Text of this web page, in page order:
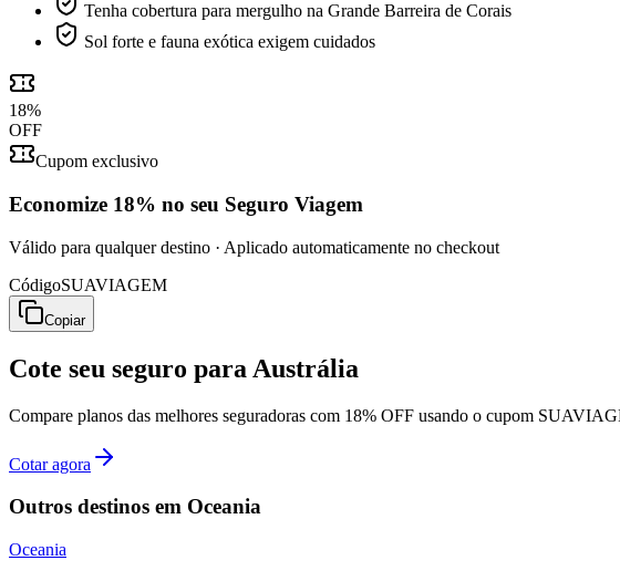
Tenha cobertura para mergulho na Grande Barreira de Corais
Sol forte e fauna exótica exigem cuidados
18%
OFF
Cupom exclusivo
Economize 18% no seu Seguro Viagem
Válido para qualquer destino · Aplicado automaticamente no checkout
CódigoSUAVIAGEM
Copiar
Cote seu seguro para Austrália
Compare planos das melhores seguradoras com 18% OFF usando o cupom
Cotar agora
Outros destinos em Oceania
Oceania